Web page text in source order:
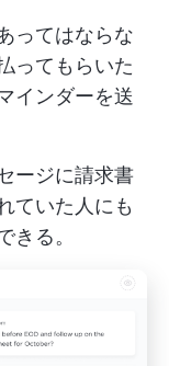
ってはならな
ってもらいた
インダーを送
ージに請求書
ていた人にも
きる。